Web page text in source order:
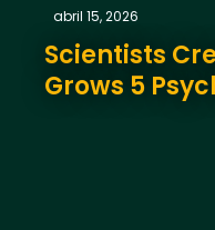
abril 15, 2026
Scientists
Grows 5